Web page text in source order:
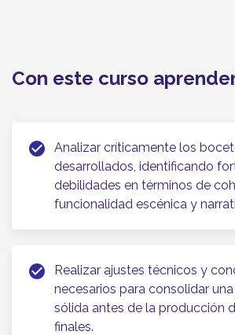
Con este curso
check_circle
Analizar críticamente los
desarrollados, identificando
debilidades en términos de
funcionalidad escénica y
check_circle
Realizar ajustes técnicos y
necesarios para consolidar
sólida antes de la producción
finales.